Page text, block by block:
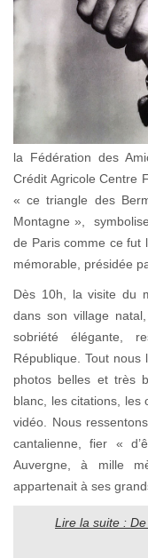
la Fédération des
Crédit Agricole Centre
« ce triangle des
Montagne »,
de Paris comme ce fut
mémorable, présidée
Dès 10h, la visite du
dans son village
sobriété élégante,
République. Tout nous
photos belles et très
blanc, les citations, les
vidéo. Nous
cantalienne, fier «
Auvergne, à mille
appartenait à ses
Lire la suite :